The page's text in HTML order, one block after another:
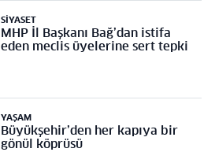
SIYASET
MHP İl Başkanı Bağ’dan istifa
eden meclis üyelerine sert tepki
YAŞAM
Büyükşehir’den her kapıya bir
gönül köprüsü